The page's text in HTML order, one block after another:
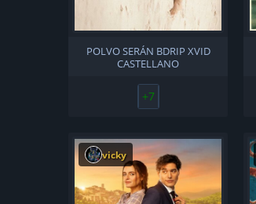
POLVO SERÁN BDRIP XVID
CASTELLANO
+7
vicky